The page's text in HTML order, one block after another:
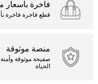
فاخرة بأسعار
قطع فاخرة فاخرة
منصة موثوقة
الحياة.